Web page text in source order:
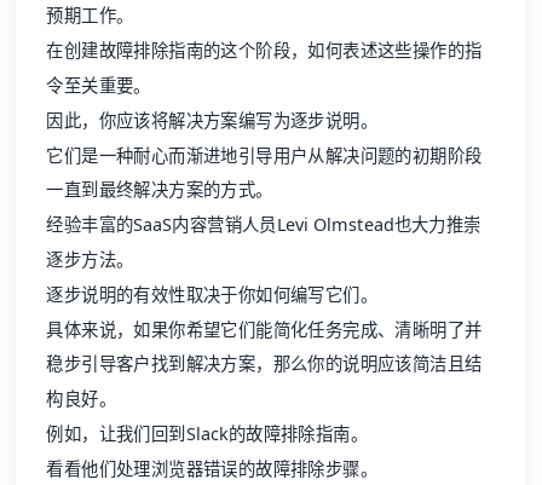
预期工作。
在创建故障排除指南的这个阶段，如何表述这些操作的指
令至关重要。
因此，你应该将解决方案编写为逐步说明。
它们是一种耐心而渐进地引导用户从解决问题的初期阶段
一直到最终解决方案的方式。
经验丰富的SaaS内容营销人员Levi Olmstead也大力推崇
逐步方法。
逐步说明的有效性取决于你如何编写它们。
具体来说，如果你希望它们能简化任务完成、清晰明了并
稳步引导客户找到解决方案，那么你的说明应该简洁且结
构良好。
例如，让我们回到Slack的故障排除指南。
看看他们处理浏览器错误的故障排除步骤。